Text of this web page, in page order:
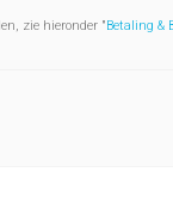
zie hieronder "Betaling &